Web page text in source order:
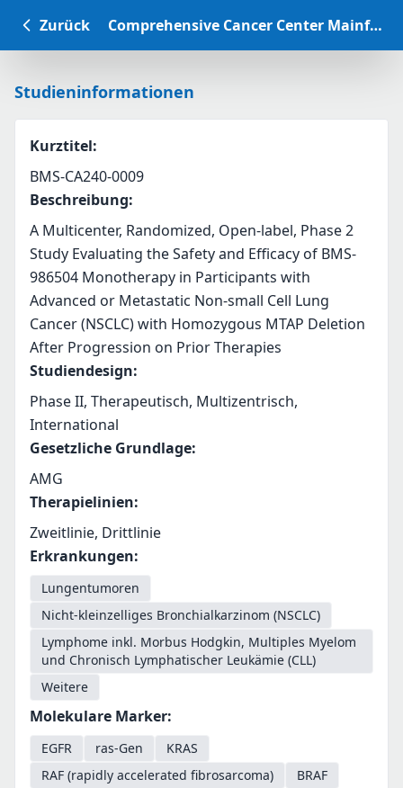
Zurück Comprehensive Cancer Center Mainfranken Studiendatenbank
Studieninformationen
Kurztitel:
BMS-CA240-0009
Beschreibung:
A Multicenter, Randomized, Open-label, Phase 2
Study Evaluating the Safety and Efficacy of BMS-
986504 Monotherapy in Participants with
Advanced or Metastatic Non-small Cell Lung
Cancer (NSCLC) with Homozygous MTAP Deletion
After Progression on Prior Therapies
Studiendesign:
Phase II, Therapeutisch, Multizentrisch,
International
Gesetzliche Grundlage:
AMG
Therapielinien:
Zweitlinie, Drittlinie
Erkrankungen:
Lungentumoren
Nicht-kleinzelliges Bronchialkarzinom (NSCLC)
Lymphome inkl. Morbus Hodgkin, Multiples Myelom
und Chronisch Lymphatischer Leukämie (CLL)
Weitere
Molekulare Marker:
EGFR ras-Gen
KRAS
RAF (rapidly accelerated fibrosarcoma)
BRAF